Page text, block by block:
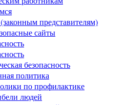
представителям)
сайты
безопасность
политика
по профилактике
людей